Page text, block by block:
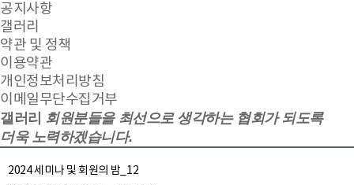
공지사항
갤러리
약관 및 정책
이용약관
개인정보처리방침
이메일무단수집거부
갤러리 회원분들을 최선으로 생각하는 협회가 되도록
더욱 노력하겠습니다.
2024 세미나 및 회원의 밤_12